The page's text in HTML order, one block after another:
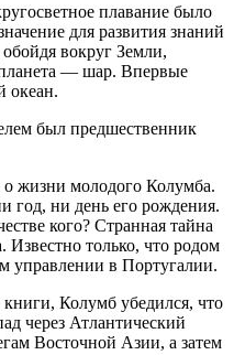
плавание было
для развития знаний
вокруг Земли,
планета — шар. Впервые
океан.
был предшественник
жизни молодого Колумба.
год, ни день его рождения.
кого? Странная тайна
только, что родом
управлении в Португалии.
Колумб убедился, что
через Атлантический
Восточной Азии, а затем